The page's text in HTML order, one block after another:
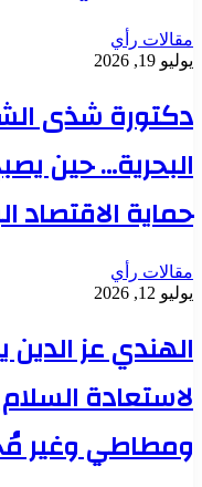
مقالات رأي
يوليو 19, 2026
دكتورة شذى
البحرية… حين
حماية الاقتصاد
مقالات رأي
يوليو 12, 2026
الهندي عز
لاستعادة
ومطاطي وغير